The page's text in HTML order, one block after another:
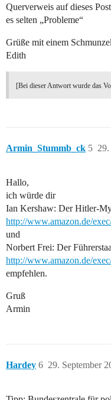
Querverweis auf dieses
es selten „Probleme“
Grüße mit einem
Edith
[Bei dieser Antwort wurde das
Armin_Stummb_ck 5
Hallo,
ich würde dir
Ian Kershaw: Der Hitler-
http://www.amazon.de/
und
Norbert Frei: Der
http://www.amazon.de/
empfehlen.
Gruß
Armin
Hardey 29. September
6